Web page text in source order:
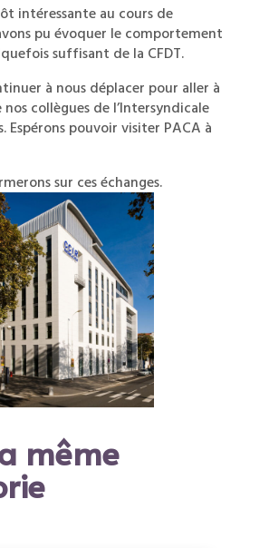
intéressante au cours de
pu évoquer le comportement
suffisant de la CFDT.
à nous déplacer pour aller à
collègues de l’Intersyndicale
Espérons pouvoir visiter PACA à
sur ces échanges.
même